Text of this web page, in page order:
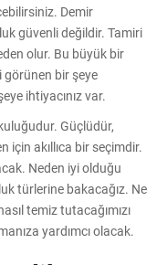
Demir
güvenli değildir. Tamiri
olur. Bu büyük bir
görünen bir şeye
ihtiyacınız var.
Güçlüdür,
akıllıca bir seçimdir.
Neden iyi olduğu
türlerine bakacağız. Ne
temiz tutacağımızı
yardımcı olacak.